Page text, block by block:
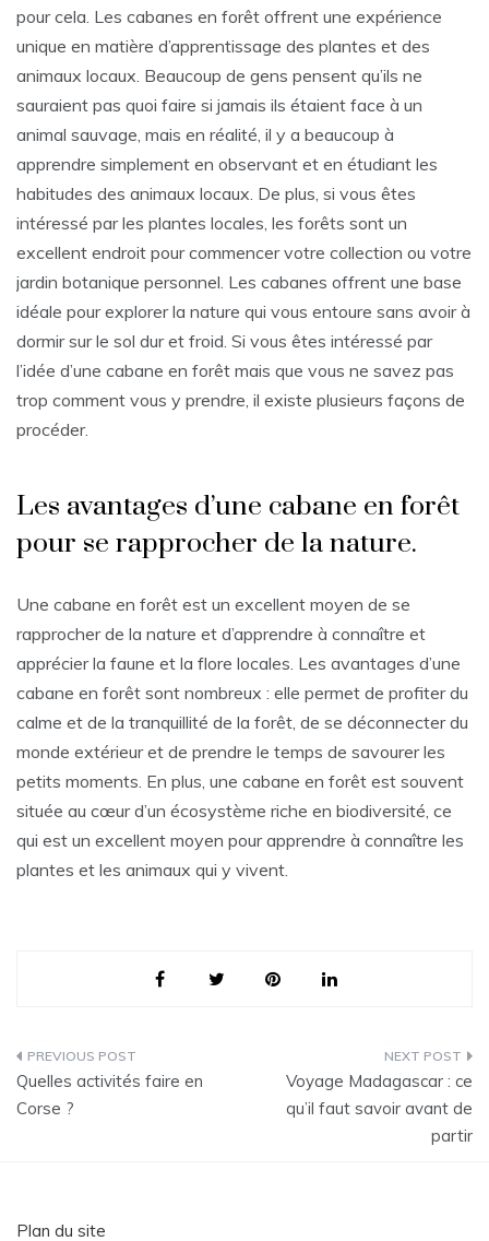
pour cela. Les cabanes en forêt offrent une expérience
unique en matière d’apprentissage des plantes et des
animaux locaux. Beaucoup de gens pensent qu’ils ne
sauraient pas quoi faire si jamais ils étaient face à un
animal sauvage, mais en réalité, il y a beaucoup à
apprendre simplement en observant et en étudiant les
habitudes des animaux locaux. De plus, si vous êtes
intéressé par les plantes locales, les forêts sont un
excellent endroit pour commencer votre collection ou votre
jardin botanique personnel. Les cabanes offrent une base
idéale pour explorer la nature qui vous entoure sans avoir à
dormir sur le sol dur et froid. Si vous êtes intéressé par
l’idée d’une cabane en forêt mais que vous ne savez pas
trop comment vous y prendre, il existe plusieurs façons de
procéder.
Les avantages d’une cabane en forêt
pour se rapprocher de la nature.
Une cabane en forêt est un excellent moyen de se
rapprocher de la nature et d’apprendre à connaître et
apprécier la faune et la flore locales. Les avantages d’une
cabane en forêt sont nombreux : elle permet de profiter du
calme et de la tranquillité de la forêt, de se déconnecter du
monde extérieur et de prendre le temps de savourer les
petits moments. En plus, une cabane en forêt est souvent
située au cœur d’un écosystème riche en biodiversité, ce
qui est un excellent moyen pour apprendre à connaître les
plantes et les animaux qui y vivent.
Navigation
de
Quelles activités faire en
Corse ?
Voyage Madagascar : ce
qu’il faut savoir avant de
partir
Plan du site